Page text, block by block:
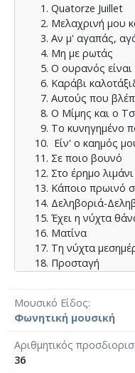
Quatorze Juillet
Μελαχρινή μου
Αν μ' αγαπάς,
Μη με ρωτάς
Ο ουρανός είναι
Καράβι
Αυτούς που
Ο Μίμης και ο
Το κυνηγημένο
Είν' ο καημός
Σε ποιο βουνό
Στο έρημο λιμάνι
Κάποιο πρωινό
Δεληβοριά-
Έχει η νύχτα
Ματίνα
Τη νύχτα
Προσταγή
Ύμνος της
Σωτήρης
Ο μουσικός
κριτικές (1937-
Μουσικό Είδος
Φωνητική μουσική
Αριθμητικός
36